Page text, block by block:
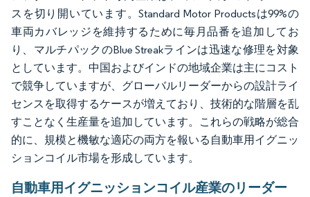
スを切り開いています。Standard Motor Productsは99%の
車両カバレッジを維持するために毎月品番を追加してお
り、マルチパックのBlue Streakラインは迅速な修理を対象
としています。中国およびインドの地域企業は主にコスト
で競争していますが、グローバルリーダーからの設計ライ
センスを取得するケースが増えており、技術的な階層を乱
すことなく生産量を追加しています。これらの戦略が総合
的に、規模と機敏な適応の両方を報いる自動車用イグニッ
ションコイル市場を形成しています。
自動車用イグニッションコイル産業のリーダー